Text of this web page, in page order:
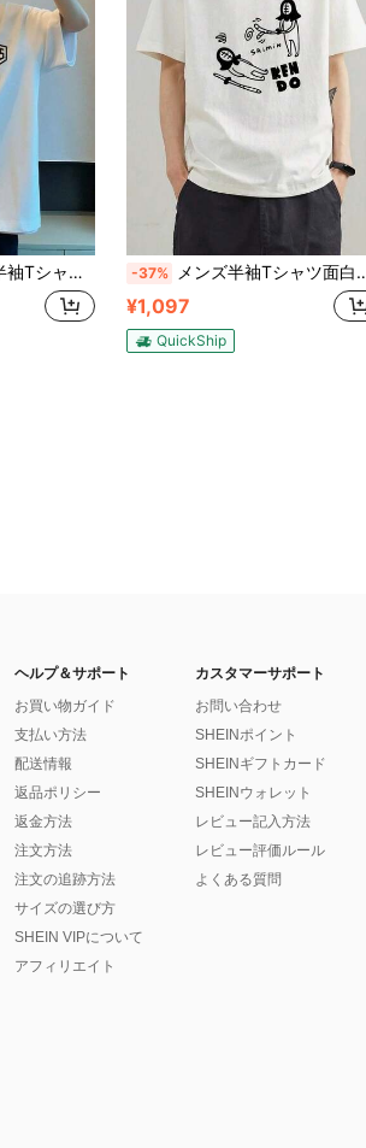
ルで着回し力抜群、春夏メンズウェア、通気性と快適性に優れています。 -37% メンズ半袖Tシャツ面白い剣道 催眠術をかける
¥1,097
QuickShip
ヘルプ＆サポート
お買い物ガイド
支払い方法
配送情報
返品ポリシー
返金方法
注文方法
注文の追跡方法
サイズの選び方
SHEIN VIPについて
アフィリエイト
カスタマーサポート
お問い合わせ
SHEINポイント
SHEINギフトカード
SHEINウォレット
レビュー記入方法
レビュー評価ルール
よくある質問